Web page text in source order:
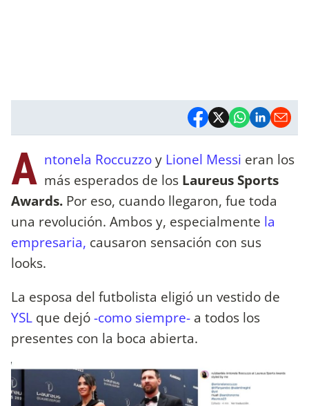
A ntonela Roccuzzoy Lionel Messi eran los
más esperados de los Laureus Sports
Awards. Por eso, cuando llegaron, fue toda
una revolución. Ambos y, especialmente la
empresaria, causaron sensación con sus
looks.
La esposa del futbolista eligió un vestido de
YSL que dejó-como siempre- a todos los
presentes con la boca abierta.